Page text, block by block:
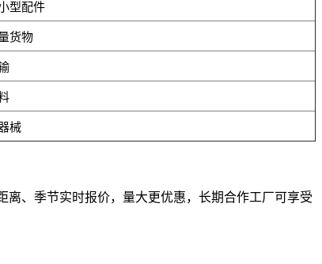
型配件
货物
械
离、季节实时报价，量大更优惠，长期合作工厂可享受